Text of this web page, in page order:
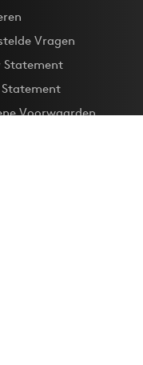
Vragen
Statement
Voorwaarden